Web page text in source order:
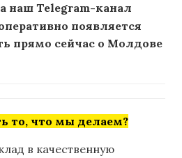
наш Telegram-канал
появляется
прямо сейчас о Молдове
то, что мы делаем?
в качественную